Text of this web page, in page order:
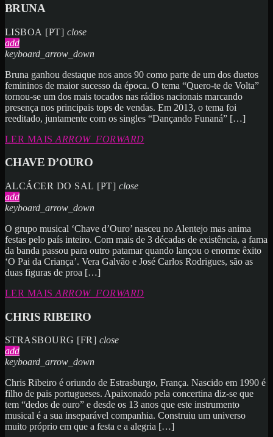
BRUNA
LISBOA [PT] close
add
keyboard_arrow_down
Bruna ganhou destaque nos anos 90 como parte de um dos duetos
femininos de maior sucesso da época. O tema “Quero-te de Volta”
tornou-se um dos mais tocados nas rádios nacionais marcando
presença nos principais tops de vendas. Em 2013, o tema foi
reeditado, juntamente com os singles “Dançando Funaná” […]
LER MAISARROW_FORWARD
CHAVE D’OURO
ALCÁCER DO SAL [PT] close
add
keyboard_arrow_down
O grupo musical ‘Chave d’Ouro’ nasceu no Alentejo mas anima
festas pelo país inteiro. Com mais de 3 décadas de existência, a fama
da banda passou para outro patamar quando lançou o enorme êxito
‘O Pai da Criança’. Vera Galvão e José Carlos Rodrigues, são as
duas figuras de proa […]
LER MAISARROW_FORWARD
CHRIS RIBEIRO
STRASBOURG [FR] close
add
keyboard_arrow_down
Chris Ribeiro é oriundo de Estrasburgo, França. Nascido em 1990 é
filho de pais portugueses. Apaixonado pela concertina diz-se que
tem “dedos de ouro” e desde os 13 anos que este instrumento
musical é a sua inseparável companhia. Construiu um universo
muito próprio em que a festa e a alegria […]